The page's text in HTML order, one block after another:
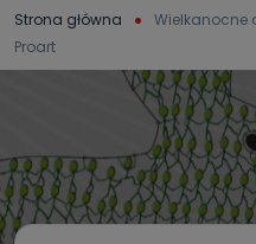
Strona główna
Wielkanocne
Proart